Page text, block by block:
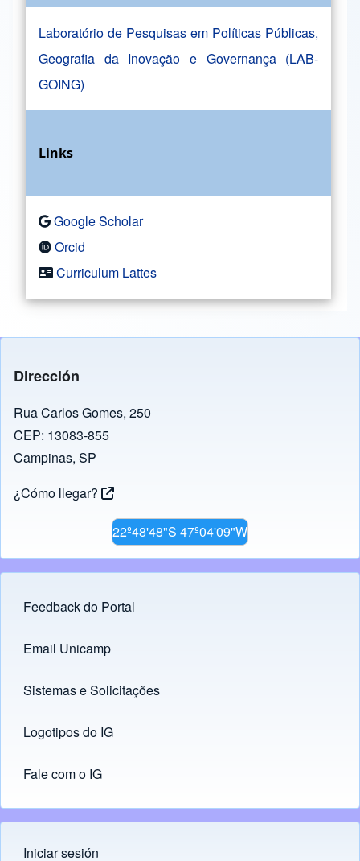
Laboratório de Pesquisas em Políticas Públicas,
Geografia da Inovação e Governança (LAB-
GOING)
Links
Google Scholar
Orcid
Curriculum Lattes
Dirección
Rua Carlos Gomes, 250
CEP: 13083-855
Campinas, SP
¿Cómo llegar?
22º48'48"S 47º04'09"W
Footer menu
Feedback do Portal
Links
Email Unicamp
(opens in new tab)
Sistemas e Solicitações
(opens in new tab)
Logotipos do IG
(opens in new tab)
Fale com o IG
Iniciar sesión